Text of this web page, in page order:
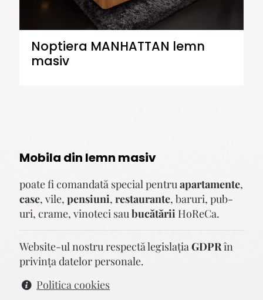
Noptiera MANHATTAN lemn
masiv
Mobila din lemn masiv
poate fi comandată special pentruapartamente,
case, vile, pensiuni, restaurante, baruri, pub-
uri, crame, vinoteci saubucătării HoReCa.
Website-ul nostru respectă legislaţiaGDPRîn
privinţa datelor personale.
Politica cookies